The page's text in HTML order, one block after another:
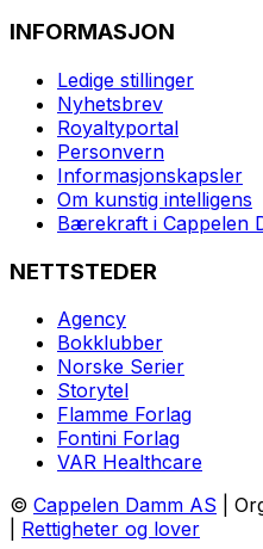
INFORMASJON
Ledige stillinger
Nyhetsbrev
Royaltyportal
Personvern
Informasjonskapsler
Om kunstig intelligens
Bærekraft i Cappelen
NETTSTEDER
Agency
Bokklubber
Norske Serier
Storytel
Flamme Forlag
Fontini Forlag
VAR Healthcare
© Cappelen Damm AS |
Rettigheter og lover